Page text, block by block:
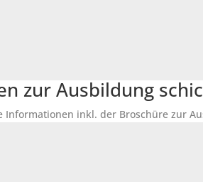
zur Ausbildung
inkl. der Broschüre zur